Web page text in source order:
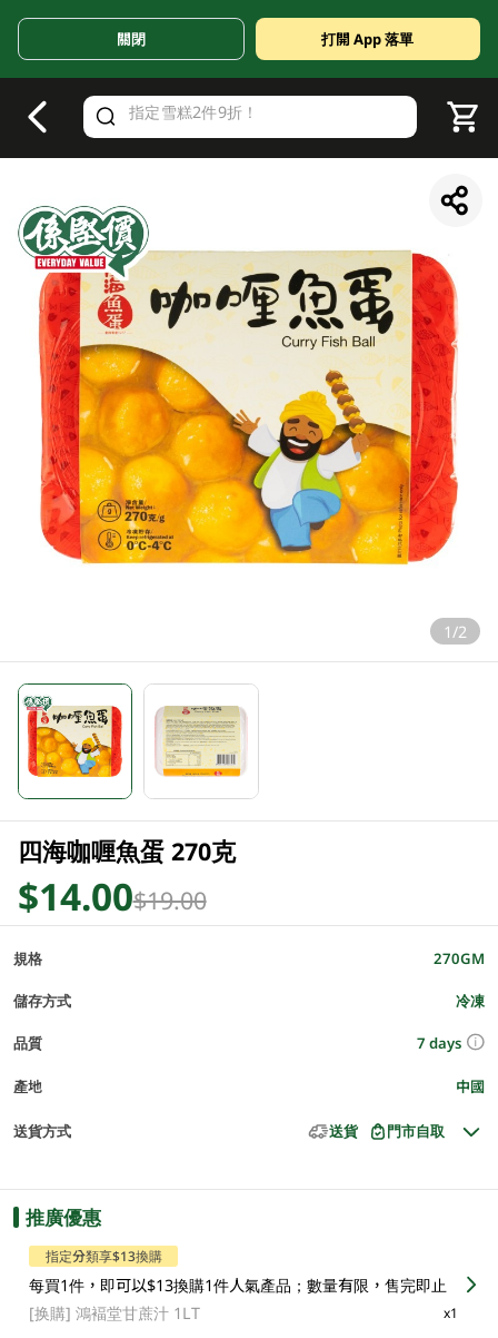
Valid Until 30 June 2026
關閉 打開 App 落單
1/2
四海咖喱魚蛋 270克
$14.00$19.00
規格 270GM
儲存方式 冷凍
品質 7 days
產地 中國
送貨方式 送貨 門市自取
推廣優惠
指定分類享$13換購
每買1件，即可以$13換購1件人氣產品；數量有限，售完即止
[换購]鴻褔堂甘蔗汁 1LT x1